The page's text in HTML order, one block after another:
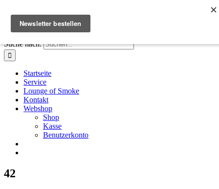
FacebookInstagramXE-Mail
+41 61 411 28 66|info@houseofsmoke.ch
Suche nach:
Startseite
Service
Lounge of Smoke
Kontakt
Webshop
Shop
Kasse
Benutzerkonto
42